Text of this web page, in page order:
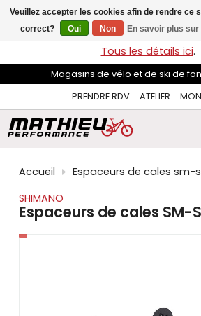
flèches
haut
et
pour
sélectionner
disponible.
Appuyez
pour
accéder
au
résultat
de
LIVRAISON GRATUITEsur les
Tous les détails ici.
Magasins de vélo et de ski de
PRENDRE RDV
ATELIER
Accueil
Espaceurs de cales sm-
SHIMANO
Espaceurs de cales SM-
Veuillez accepter les cookies afin de rendre ce
correct?
Oui Non En savoir plus